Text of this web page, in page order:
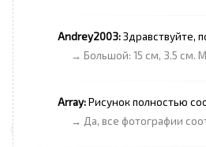
Andrey2003:Здравствуйте,
→ Большой: 15 см, 3.5 см.
Array:Рисунок полностью
→ Да, все фотографии